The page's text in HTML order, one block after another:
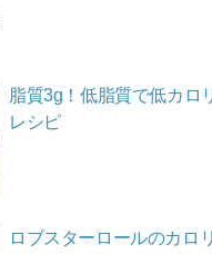
脂質3g！低脂質で低カロ
レシピ
ロブスターロールのカロ